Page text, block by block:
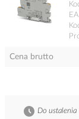
Cena brutto
Do ustalenia